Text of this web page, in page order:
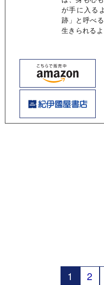
が手に入る
跡」と呼べ
生きられるよ
1 2